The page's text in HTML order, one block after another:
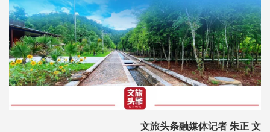
文旅头条融媒体记者 朱正 文